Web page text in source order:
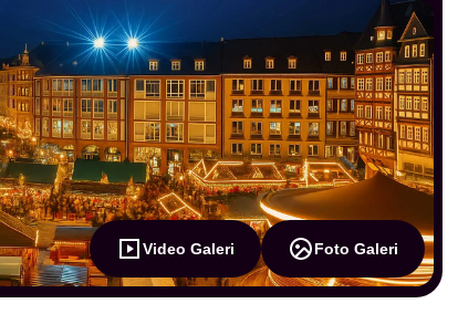
Video Galeri Foto Galeri